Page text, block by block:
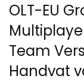
OLT-EU
Team
Handvat